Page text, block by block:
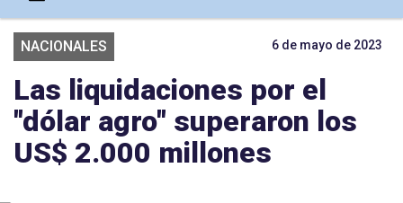
NACIONALES 6 de mayo de 2023
Las liquidaciones por el
"dólar agro" superaron los
US$ 2.000 millones